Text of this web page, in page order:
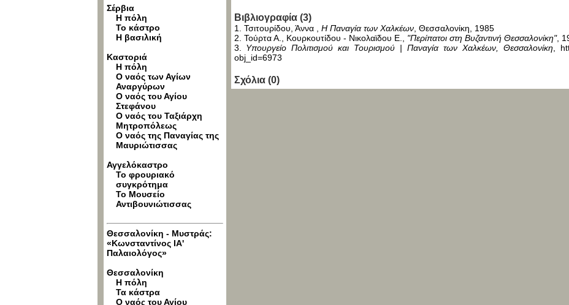
Σέρβια
Η πόλη
Το κάστρο
Η βασιλική
Καστοριά
Η πόλη
Ο ναός των Αγίων
Αναργύρων
Ο ναός του Αγίου
Στεφάνου
Ο ναός του Ταξιάρχη
Μητροπόλεως
Ο ναός της Παναγίας της
Μαυριώτισσας
Αγγελόκαστρο
Το φρουριακό
συγκρότημα
Το Μουσείο
Αντιβουνιώτισσας
Θεσσαλονίκη - Μυστράς:
«Κωνσταντίνος ΙΑ'
Παλαιολόγος»
Θεσσαλονίκη
Η πόλη
Τα κάστρα
Ο ναός του Αγίου
Βιβλιογραφία (3)
1. Τσιτουρίδου, Άννα , Η Παναγία των Χαλκέων, Θεσσαλονίκη, 1985
2. Τούρτα Α., Κουρκουτίδου - Νικολαϊδου Ε., "Περίπατοι στη Βυζαντινή Θεσσαλονίκη",
3. Υπουργείο Πολιτισμού και Τουρισμού | Παναγία των Χαλκέων, Θεσσαλονίκη,
obj_id=6973
Σχόλια (0)